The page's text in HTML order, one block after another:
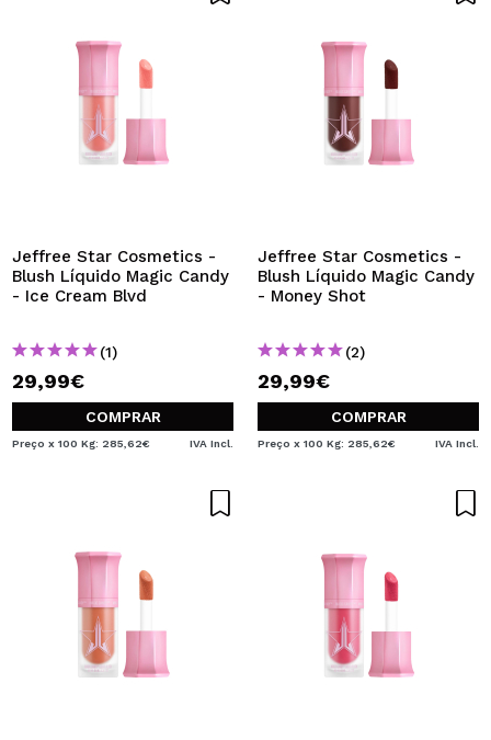
Jeffree Star Cosmetics -
Blush Líquido Magic Candy
- Ice Cream Blvd
(1)
29,99€
COMPRAR
Preço x 100 Kg: 285,62€ IVA Incl.
Jeffree Star Cosmetics -
Blush Líquido Magic Candy
- Money Shot
(2)
29,99€
COMPRAR
Preço x 100 Kg: 285,62€ IVA Incl.